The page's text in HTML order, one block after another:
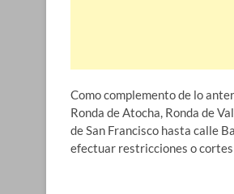
Como complemento de lo
Ronda de Atocha, Ronda de
de San Francisco hasta calle
efectuar restricciones o